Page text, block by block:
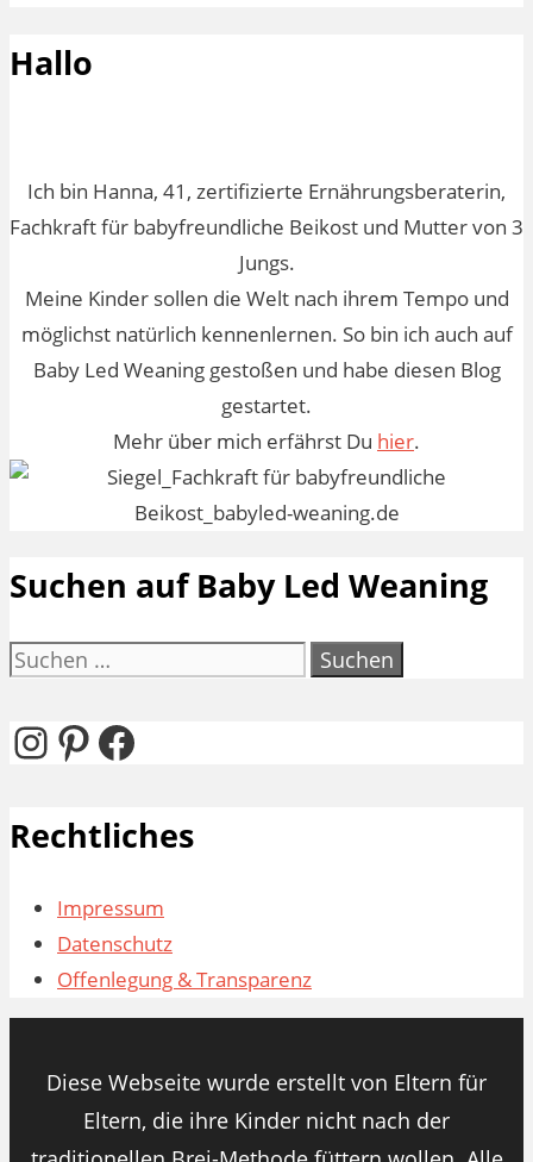
Hallo
Ich bin Hanna, 41, zertifizierte Ernährungsberaterin,
Fachkraft für babyfreundliche Beikost und Mutter von 3
Jungs.
Meine Kinder sollen die Welt nach ihrem Tempo und
möglichst natürlich kennenlernen. So bin ich auch auf
Baby Led Weaning gestoßen und habe diesen Blog
gestartet.
Mehr über mich erfährst Du hier.
Suchen auf Baby Led Weaning
Suchen
Instagram
Pinterest
Facebook
Rechtliches
Impressum
Datenschutz
Offenlegung & Transparenz
Diese Webseite wurde erstellt von Eltern für
Eltern, die ihre Kinder nicht nach der